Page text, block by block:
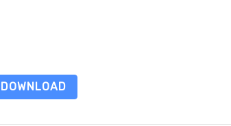
DOWNLOAD